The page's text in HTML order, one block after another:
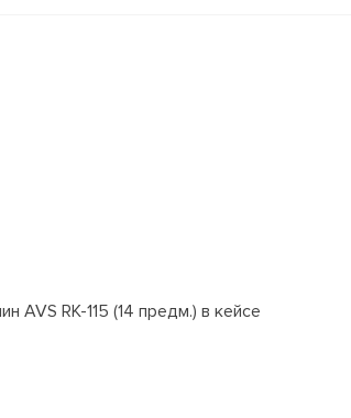
AVS RK-115 (14 предм.) в кейсе